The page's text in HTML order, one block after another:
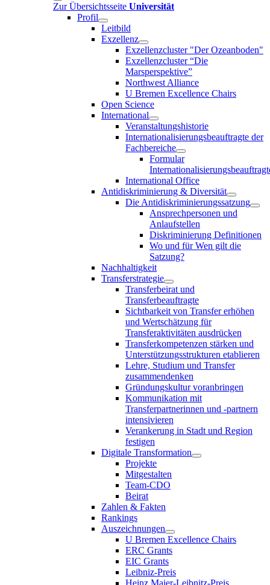
Zur Übersichtsseite Universität
Profil
Leitbild
Exzellenz
Exzellenzcluster "Der Ozeanboden"
Exzellenzcluster “Die
Marsperspektive”
Northwest Alliance
U Bremen Excellence Chairs
Open Science
International
Veranstaltungshistorie
Internationalisierungsbeauftragte der
Fachbereiche
Formular
International Office
Antidiskriminierung & Diversität
Die Antidiskriminierungssatzung
Ansprechpersonen und
Anlaufstellen
Diskriminierung Definitionen
Wo und für Wen gilt die
Satzung?
Nachhaltigkeit
Transferstrategie
Transferbeirat und
Transferbeauftragte
Sichtbarkeit von Transfer erhöhen
und Wertschätzung für
Transferaktivitäten ausdrücken
Transferkompetenzen stärken und
Unterstützungsstrukturen etablieren
Lehre, Studium und Transfer
zusammendenken
Gründungskultur voranbringen
Kommunikation mit
Transferpartnerinnen und -partnern
intensivieren
Verankerung in Stadt und Region
festigen
Digitale Transformation
Projekte
Mitgestalten
Team-CDO
Beirat
Zahlen & Fakten
Rankings
Auszeichnungen
U Bremen Excellence Chairs
ERC Grants
EIC Grants
Leibniz-Preis
Heinz Maier-Leibnitz-Preis